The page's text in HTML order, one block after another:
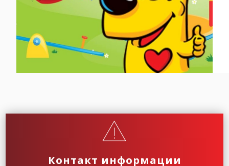
Контакт информации